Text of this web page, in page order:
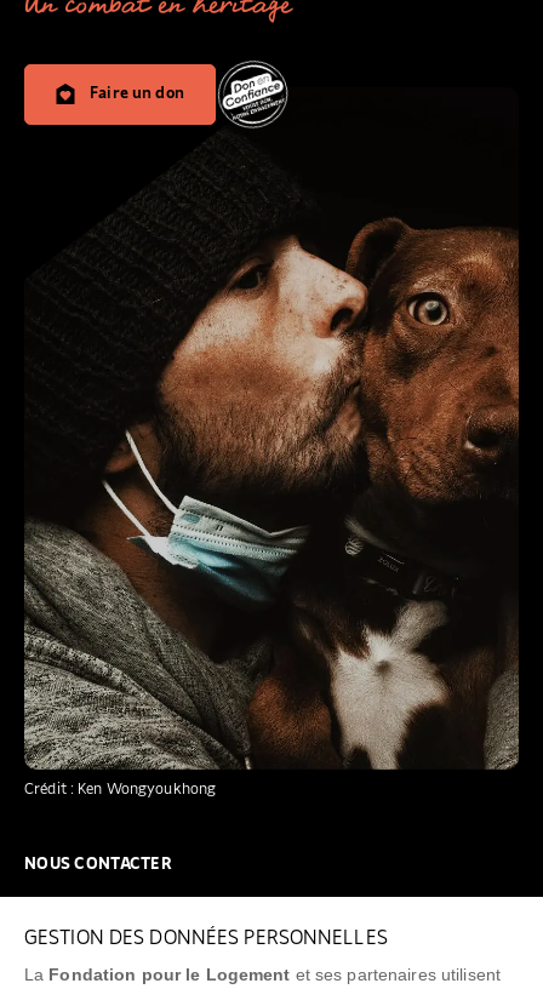
GESTION DES DONNÉES PERSONNELLES
La Fondation pour le Logement et ses partenaires utilisent
Crédit : Ken Wongyoukhong
Un combat en héritage
Faire un don
NOUS CONTACTER
FAQ
NEWSLETTER